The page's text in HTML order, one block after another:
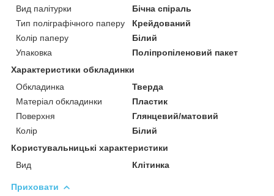
Вид палітурки
Бічна спіраль
Тип поліграфічного паперу
Крейдований
Колір паперу
Білий
Упаковка
Поліпропіленовий пакет
Характеристики обкладинки
Обкладинка
Тверда
Матеріал обкладинки
Пластик
Поверхня
Глянцевий/матовий
Колір
Білий
Користувальницькі характеристики
Вид
Клітинка
Приховати